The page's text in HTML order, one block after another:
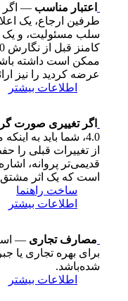
اعتبار مناسب — اگر
طرفین ارجاع، یک
سلب مسئولیت، و یک
ممکن است داشته
عرضه کردید را نیز
اطلاعات بیشتر
اگر تغییری صورت
4.0، شما باید به
قدیمی‌تر پروانه،
است که یک اثر مشتق
ساخت راهنما
اطلاعات بیشتر
مصارف تجاری —
برای بهره تجاری یا
شده‌باشد.
اطلاعات بیشتر